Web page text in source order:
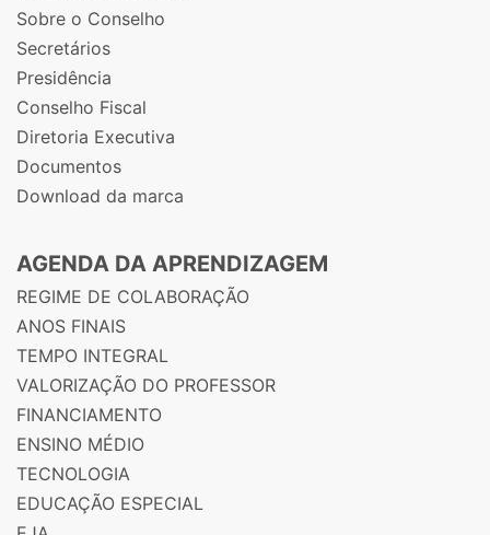
Sobre o Conselho
Secretários
Presidência
Conselho Fiscal
Diretoria Executiva
Documentos
Download da marca
AGENDA DA APRENDIZAGEM
REGIME DE COLABORAÇÃO
ANOS FINAIS
TEMPO INTEGRAL
VALORIZAÇÃO DO PROFESSOR
FINANCIAMENTO
ENSINO MÉDIO
TECNOLOGIA
EDUCAÇÃO ESPECIAL